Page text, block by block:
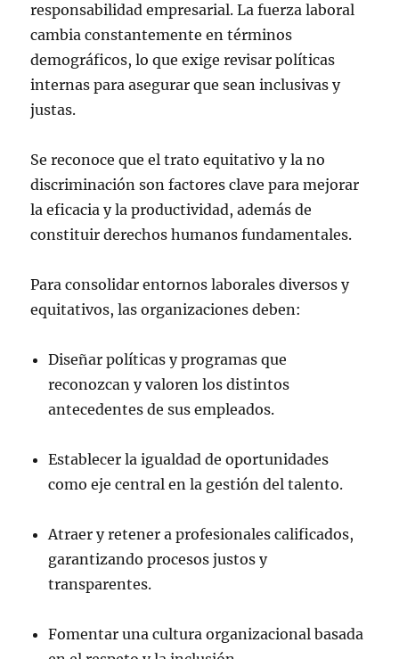
responsabilidad empresarial. La fuerza laboral
cambia constantemente en términos
demográficos, lo que exige revisar políticas
internas para asegurar que sean inclusivas y
justas.
Se reconoce que el trato equitativo y la no
discriminación son factores clave para mejorar
la eficacia y la productividad, además de
constituir derechos humanos fundamentales.
Para consolidar entornos laborales diversos y
equitativos, las organizaciones deben:
Diseñar políticas y programas que
reconozcan y valoren los distintos
antecedentes de sus empleados.
Establecer la igualdad de oportunidades
como eje central en la gestión del talento.
Atraer y retener a profesionales calificados,
garantizando procesos justos y
transparentes.
Fomentar una cultura organizacional basada